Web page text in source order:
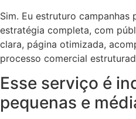
Sim. Eu estruturo campanhas
estratégia completa, com
clara, página otimizada,
processo comercial
Esse serviço é
pequenas e